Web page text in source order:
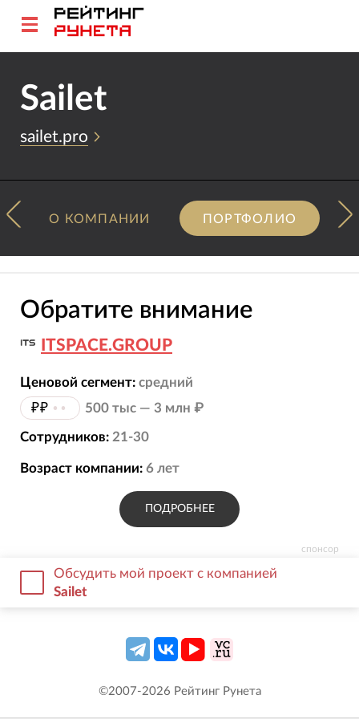
Sailet
sailet.pro
О КОМПАНИИ ПОРТФОЛИО
спонсор
Обратите внимание
ITSPACE.GROUP
Ценовой сегмент: средний
₽₽ •• 500 тыс — 3 млн ₽
Сотрудников: 21-30
Возраст компании: 6 лет
ПОДРОБНЕЕ
Обсудить мой проект с компанией
Sailet
©2007-2026 Рейтинг Рунета